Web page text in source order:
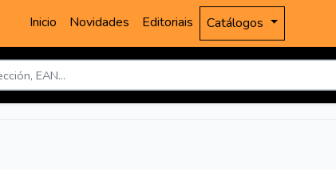
Inicio Novidades Editoriais Catálogos